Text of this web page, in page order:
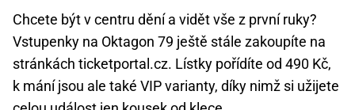
Chcete být v centru dění a vidět vše z první ruky?
Vstupenky na Oktagon 79 ještě stále zakoupíte na
stránkách ticketportal.cz. Lístky pořídíte od 490 Kč,
k mání jsou ale také VIP varianty, díky nimž si užijete